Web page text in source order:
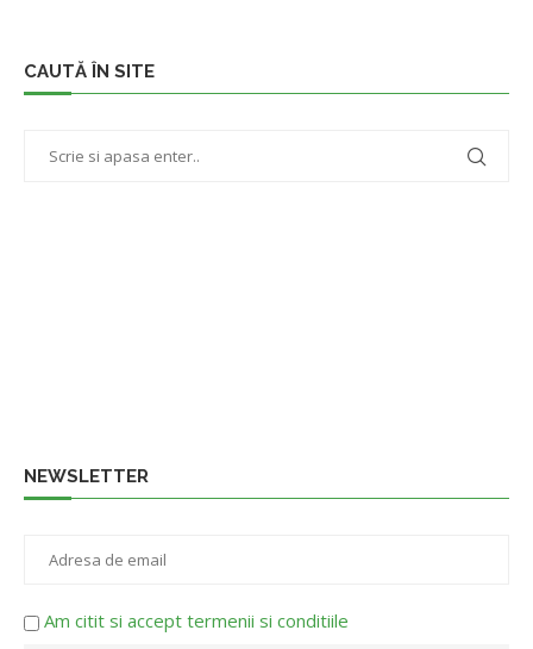
CAUTĂ ÎN SITE
NEWSLETTER
Am citit si accept termenii si conditiile